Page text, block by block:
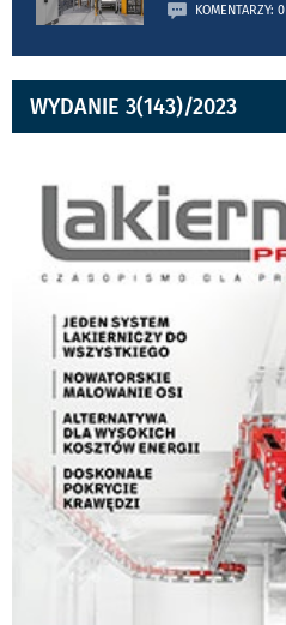
KOMENTARZY: 0
WYDANIE 3(143)/2023